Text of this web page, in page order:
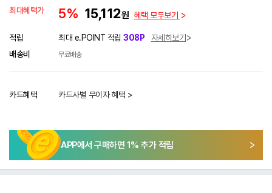
최대혜택가
5% 15,112원 혜택 모두보기
적립 최대 e.POINT 적립 308P
자세히보기
배송비
무료배송
카드혜택 카드사별 무이자 혜택 >
APP에서 구매하면 1% 추가 적립